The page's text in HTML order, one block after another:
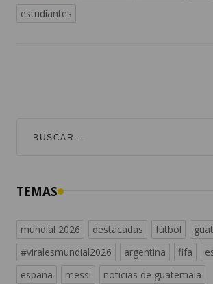
estudiantes
TEMAS
mundial 2026 destacadas fútbol
#viralesmundial2026
argentina fifa
españa
messi noticias de guatemala